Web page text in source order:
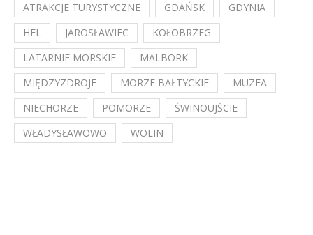
ATRAKCJE TURYSTYCZNE GDAŃSK
GDYNIA
HEL
JAROSŁAWIEC
KOŁOBRZEG
LATARNIE MORSKIE
MALBORK
MIĘDZYZDROJE
MORZE BAŁTYCKIE
MUZEA
NIECHORZE
POMORZE
ŚWINOUJŚCIE
WŁADYSŁAWOWO
WOLIN